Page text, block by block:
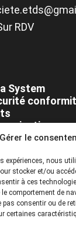
Gérer le
expériences, nous
stocker et/ou
à ces
comportement de
pas consentir ou de
certaines
RDV
System
Data System -